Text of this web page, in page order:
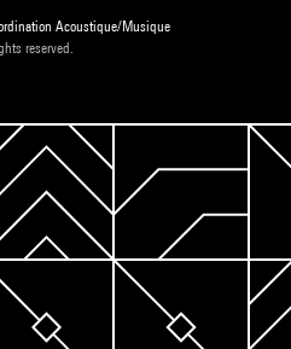
Acoustique/Musique
reserved.